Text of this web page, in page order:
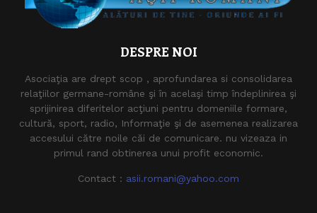
DESPRE NOI
Asociaţia are drept scop , aprofundarea si consolidarea
relaţiilor germane-române şi în acelaşi timp îndeplinirea şi
sprijinirea diferitelor acţiuni pentru domeniile formare,
cultură, sport, radio, Informaţie şi de asemenea realizarea
accesului către noile căi de comunicare. nu vizeaza in
primul rand obtinerea unui profit economic.
Contact : asii.romani@yahoo.com